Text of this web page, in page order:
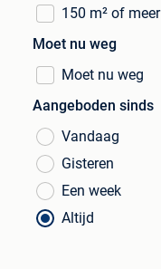
150 m² of meer
Moet nu weg
Moet nu weg
Aangeboden sinds
Vandaag
Gisteren
Een week
Altijd